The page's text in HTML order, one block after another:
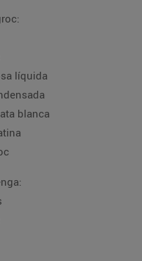
líquida
blanca